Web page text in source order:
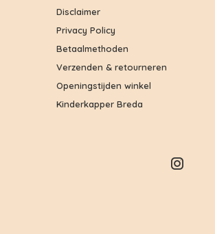
Disclaimer
Privacy Policy
Betaalmethoden
Verzenden & retourneren
Openingstijden winkel
Kinderkapper Breda